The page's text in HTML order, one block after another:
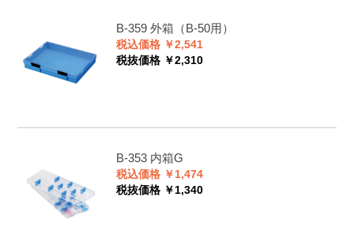
B-359 外箱（B-50用）
税込価格 ￥2,541
税抜価格 ￥2,310
B-353 内箱G
税込価格 ￥1,474
税抜価格 ￥1,340